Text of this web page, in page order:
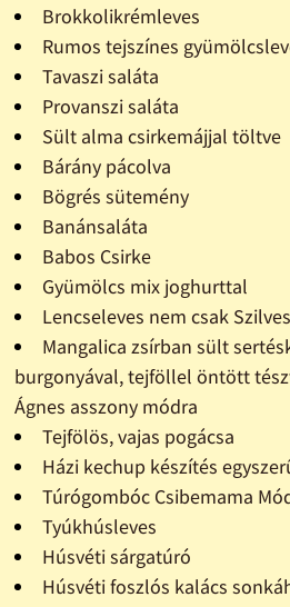
Brokkolikrémleves
Rumos tejszínes
Tavaszi saláta
Provanszi saláta
Sült alma csirkemájjal töltve
Bárány pácolva
Bögrés sütemény
Banánsaláta
Babos Csirke
Gyümölcs mix joghurttal
Lencseleves nem csak
Mangalica zsírban sült
burgonyával, tejföllel öntött
Ágnes asszony módra
Tejfölös, vajas pogácsa
Házi kechup készítés
Túrógombóc Csibemama
Tyúkhúsleves
Húsvéti sárgatúró
Húsvéti foszlós kalács